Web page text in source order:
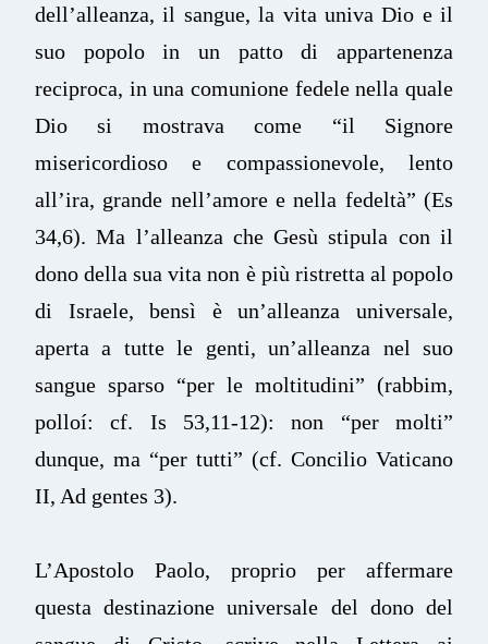
dell’alleanza, il sangue, la vita univa Dio e il
suo popolo in un patto di appartenenza
reciproca, in una comunione fedele nella quale
Dio si mostrava come “il Signore
misericordioso e compassionevole, lento
all’ira, grande nell’amore e nella fedeltà” (Es
34,6). Ma l’alleanza che Gesù stipula con il
dono della sua vita non è più ristretta al popolo
di Israele, bensì è un’alleanza universale,
aperta a tutte le genti, un’alleanza nel suo
sangue sparso “per le moltitudini” (rabbim,
polloí: cf. Is 53,11-12): non “per molti”
dunque, ma “per tutti” (cf. Concilio Vaticano
II, Ad gentes 3).
L’Apostolo Paolo, proprio per affermare
questa destinazione universale del dono del